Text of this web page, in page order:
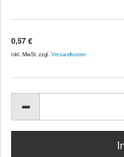
0,57 €
inkl. MwSt. zzgl. Versandkosten